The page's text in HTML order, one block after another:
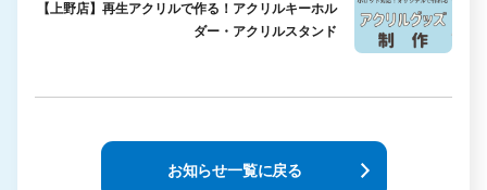
【上野店】再生アクリルで作る！アクリルキーホル
ダー・アクリルスタンド
お知らせ一覧に戻る